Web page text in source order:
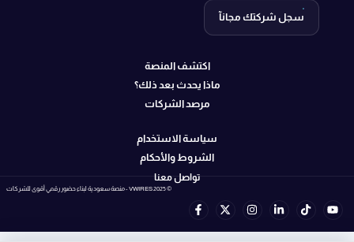
سجل شركتك مجانآ
اكتشف المنصة
ماذا يحدث بعد ذلك؟
مرصد الشركات
سياسة الاستخدام
الشروط والأحكام
تواصل معنا
© 2025 VWIRES - منصة سعودية لبناء حضور رقمي أقوى للشركات